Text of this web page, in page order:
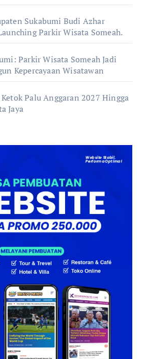
Sukabumi Budi Azhar
Parkir Wisata Someah.
Parkir Wisata Someah Jadi
Kepercayaan Wisatawan
Palu Anggaran 2027 Hingga
Jaya